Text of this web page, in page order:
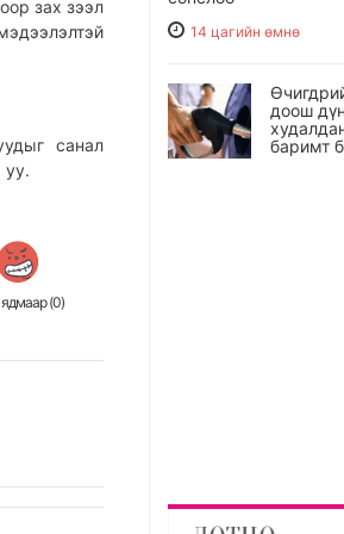
зах зээл
санал
уу.
(0)
14 цагийн өмнө
доош
баримт